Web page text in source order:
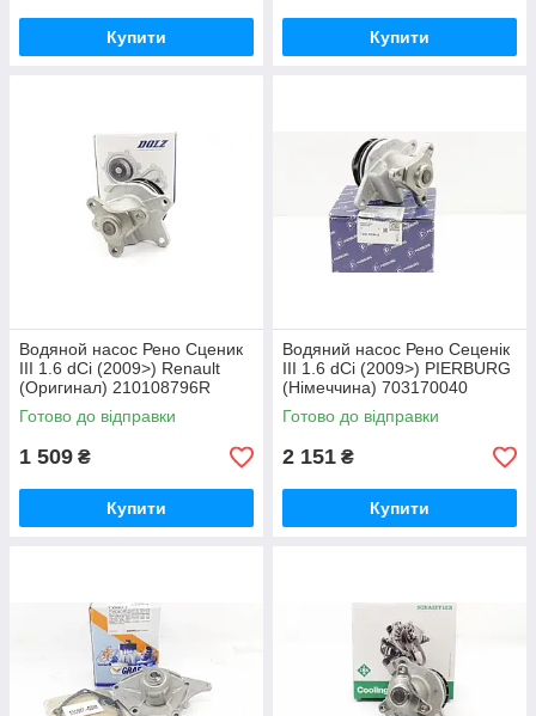
Купити Купити
Водяной насос Рено Сценик
III 1.6 dCi (2009>) Renault
(Оригинал) 210108796R
Готово до відправки
1 509 ₴
Купити
Водяний насос Рено Сеценік
III 1.6 dCi (2009>) PIERBURG
(Німеччина) 703170040
Готово до відправки
2 151 ₴
Купити